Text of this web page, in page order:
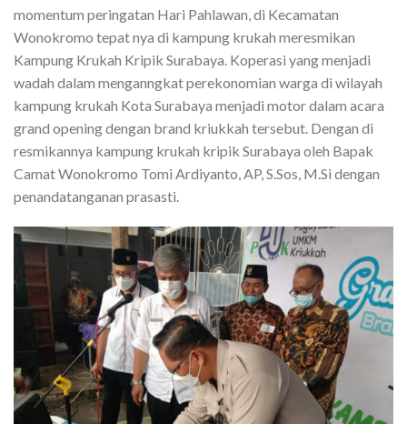
momentum peringatan Hari Pahlawan, di Kecamatan
Wonokromo tepat nya di kampung krukah meresmikan
Kampung Krukah Kripik Surabaya. Koperasi yang menjadi
wadah dalam menganngkat perekonomian warga di wilayah
kampung krukah Kota Surabaya menjadi motor dalam acara
grand opening dengan brand kriukkah tersebut. Dengan di
resmikannya kampung krukah kripik Surabaya oleh Bapak
Camat Wonokromo Tomi Ardiyanto, AP, S.Sos, M.Si dengan
penandatanganan prasasti.